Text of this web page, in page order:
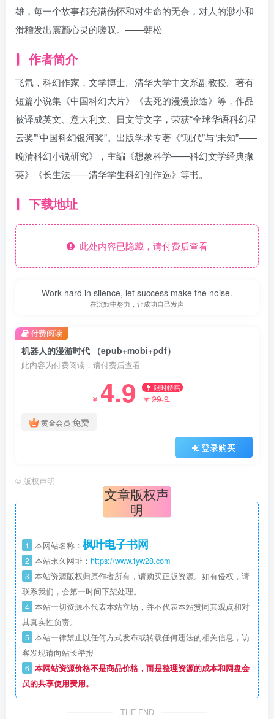
雄，每一个故事都充满伤怀和对生命的无奈，对人的渺小和
滑稽发出震颤心灵的嗟叹。——韩松
作者简介
飞氘，科幻作家，文学博士。清华大学中文系副教授。著有
短篇小说集《中国科幻大片》《去死的漫漫旅途》等，作品
被译成英文、意大利文、日文等文字，荣获“全球华语科幻星
云奖”“中国科幻银河奖”。出版学术专著《“现代”与“未知”——
晚清科幻小说研究》，主编《想象科学——科幻文学经典撷
英》《长生法——清华学生科幻创作选》等书。
下载地址
此处内容已隐藏，请付费后查看
Work hard in silence, let success make the noise.
在沉默中努力，让成功自己发声
机器人的漫游时代 （epub+mobi+pdf）
此内容为付费阅读，请付费后查看
￥ 4.9 限时特惠
￥29.9
黄金会员 免费
登录购买
付费阅读
© 版权声明
文章版权声
明
1 本网站名称： 枫叶电子书网
2 本站永久网址： https://www.fyw28.com
3 本站资源版权归原作者所有，请购买正版资源。如有侵权，请
联系我们，会第一时间下架处理。
4 本站一切资源不代表本站立场，并不代表本站赞同其观点和对
其真实性负责。
5 本站一律禁止以任何方式发布或转载任何违法的相关信息，访
客发现请向站长举报
6 本网站资源价格不是商品价格，而是整理资源的成本和网盘会
员的共享使用费用。
THE END